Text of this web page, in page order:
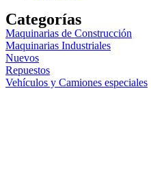
Categorías
Maquinarias de Construcción
Maquinarias Industriales
Nuevos
Repuestos
Vehículos y Camiones especiales